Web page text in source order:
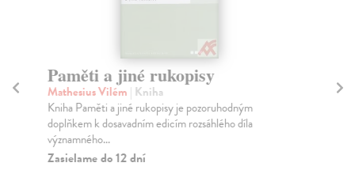
Paměti a jiné rukopisy
Mathesius Vilém | Kniha
Kniha Paměti a jiné rukopisy je pozoruhodným
doplňkem k dosavadním edicím rozsáhlého díla
významného...
Zasielame do 12 dní